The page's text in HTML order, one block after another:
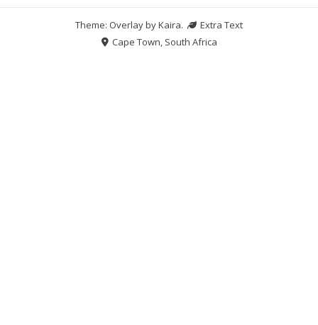
Theme: Overlay byKaira.
Extra Text
Cape Town, South Africa